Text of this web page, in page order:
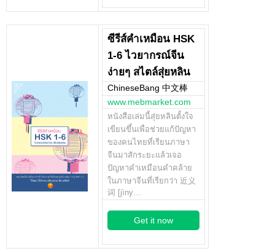
ซีรีส์คำเหมือน HSK
1-6 ไวยากรณ์จีน
ง่ายๆ สไตล์สุ่ยหลิน
ChineseBang 中文棒
www.mebmarket.com
หนังสือเล่มนี้สุ่ยหลินตั้งใจ
เขียนขึ้นเพื่อช่วยแก้ปัญหา
ของคนไทยที่เรียนภาษา
จีนมาสักระยะแล้วเจอ
ปัญหาคำเหมือนคำคล้าย
ในภาษาจีนที่เรียกว่า 近义
词 [jìny…
Get it now